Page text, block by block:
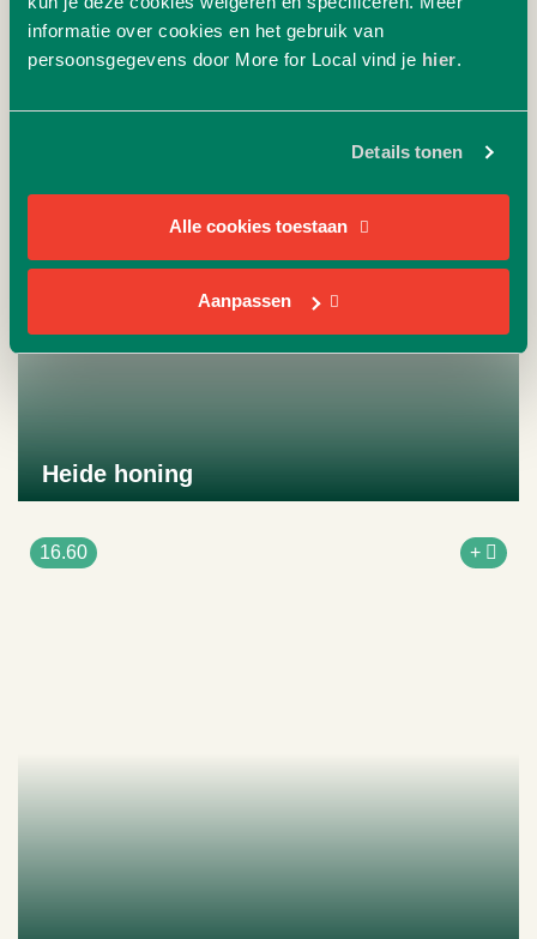
informatie over cookies en het gebruik van
persoonsgegevens door More for Local vind je hier.
Details tonen
Alle cookies toestaan
Aanpassen
Naar product
12.10
Heide honing
16.60 +